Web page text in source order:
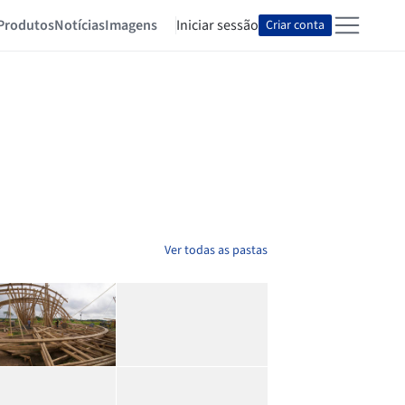
NotíciasImagens Iniciar sessão Criar conta
Ver todas as pastas